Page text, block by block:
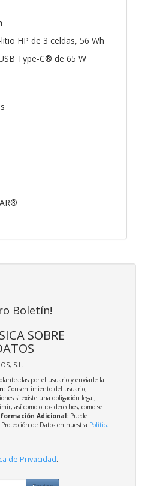
HP de 3 celdas, 56 Wh
Type-C® de 65 W
Boletín!
SOBRE
S.L.
por el usuario y enviarle la
: Consentimiento del usuario;
si existe una obligación legal;
así como otros derechos, como se
Adicional: Puede
de Datos en nuestra Política
de Privacidad.